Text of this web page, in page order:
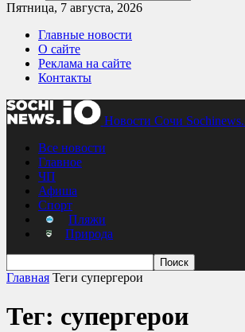
Пятница, 7 августа, 2026
Главные новости
О сайте
Реклама на сайте
Контакты
Новости Сочи
Все новости
Главное
ЧП
Афиша
Спорт
Пляжи
Природа
Главная Теги супергерои
Тег: супергерои